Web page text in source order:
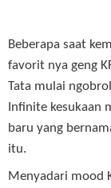
Beberapa saat
favorit nya geng
Tata mulai
Infinite kesukaan
baru yang
itu.
Menyadari mood